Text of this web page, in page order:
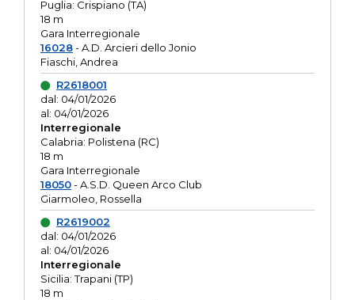
Puglia: Crispiano (TA)
18 m
Gara Interregionale
16028- A.D. Arcieri dello Jonio
Fiaschi, Andrea
R2618001
dal: 04/01/2026
al: 04/01/2026
Interregionale
Calabria: Polistena (RC)
18 m
Gara Interregionale
18050- A.S.D. Queen Arco Club
Giarmoleo, Rossella
R2619002
dal: 04/01/2026
al: 04/01/2026
Interregionale
Sicilia: Trapani (TP)
18 m